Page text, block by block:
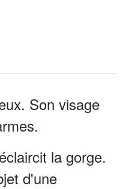
Son visage
la gorge.
d'une